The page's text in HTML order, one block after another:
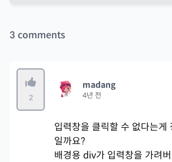
3 comments
2
madang
4년 전
입력창을 클릭할 수 없다는게
일까요?
배경용 div가 입력창을 가려